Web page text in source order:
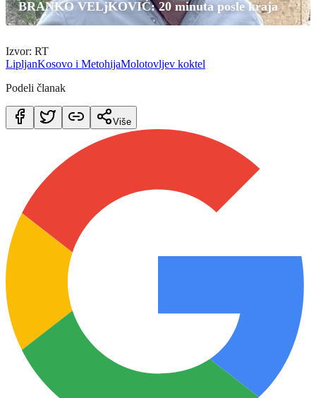
BRANKO VELjKOVIĆ: 20 minuta posle kraja
Izvor: RT
LipljanKosovo i MetohijaMolotovljev koktel
Podeli članak
Više